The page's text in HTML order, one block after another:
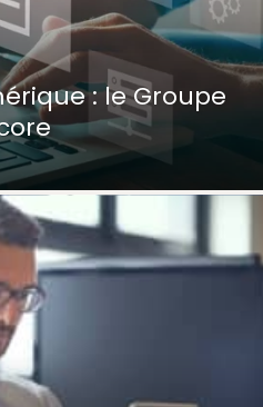
: le Groupe